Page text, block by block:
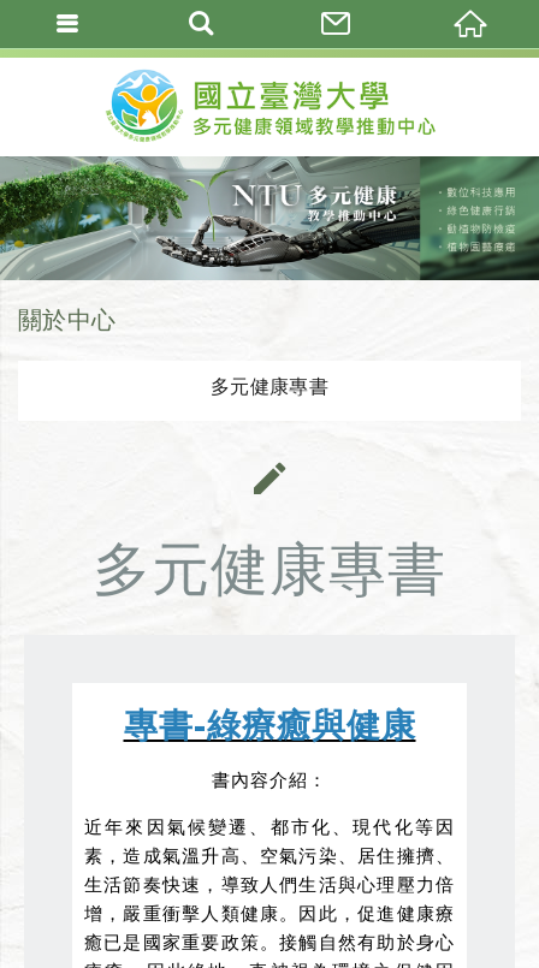
關於中心
多元健康專書
多元健康專書
專書-綠療癒與健康
書內容介紹：
近年來因氣候變遷、都市化、現代化等因
素，造成氣溫升高、空氣污染、居住擁擠、
生活節奏快速，導致人們生活與心理壓力倍
增，嚴重衝擊人類健康。因此，促進健康療
癒已是國家重要政策。接觸自然有助於身心